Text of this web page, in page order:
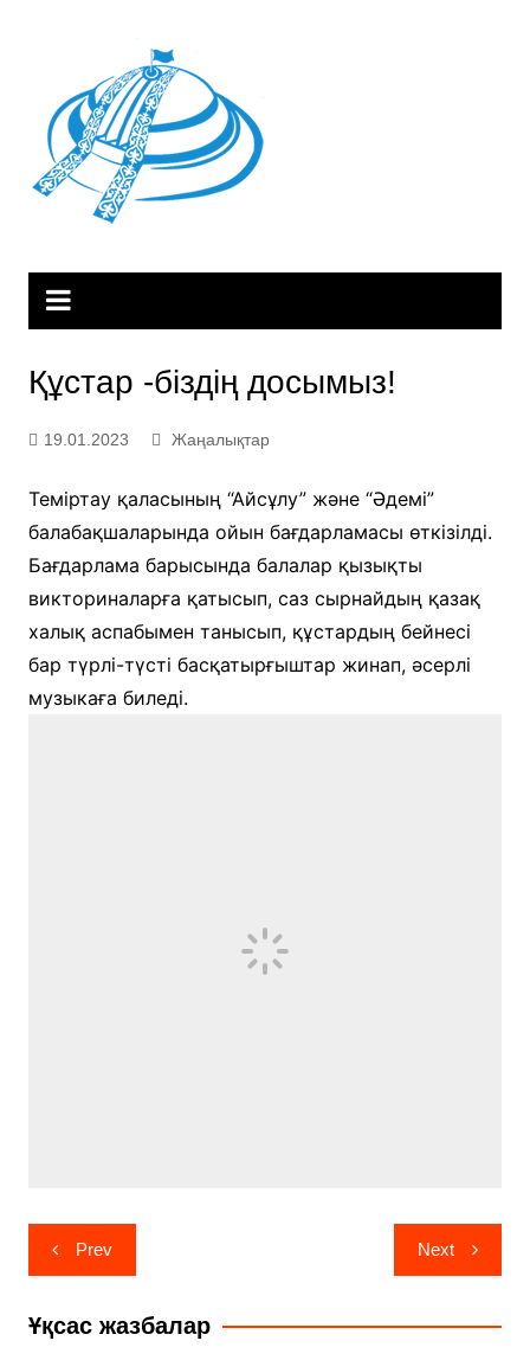
Құстар -біздің досымыз!
19.01.2023 Жаңалықтар
Теміртау қаласының “Айсұлу” және “Әдемі”
балабақшаларында ойын бағдарламасы өткізілді.
Бағдарлама барысында балалар қызықты
викториналарға қатысып, саз сырнайдың қазақ
халық аспабымен танысып, құстардың бейнесі
бар түрлі-түсті басқатырғыштар жинап, әсерлі
музыкаға биледі.
Навигация
по
записям
Prev Next
Ұқсас жазбалар